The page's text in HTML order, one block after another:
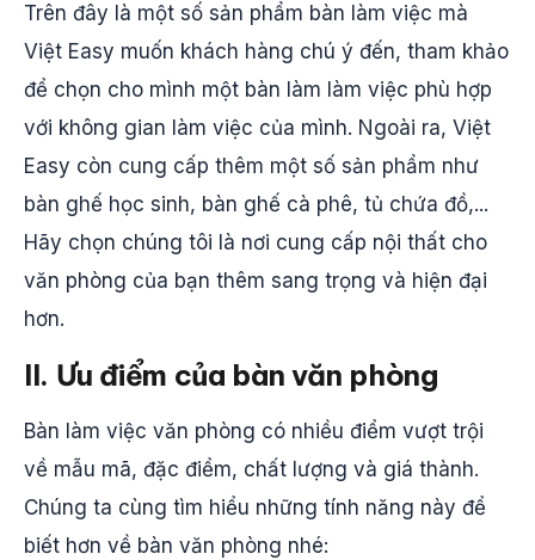
Trên đây là một số sản phẩm bàn làm việc mà
Việt Easy muốn khách hàng chú ý đến, tham khảo
để chọn cho mình một bàn làm làm việc phù hợp
với không gian làm việc của mình. Ngoài ra, Việt
Easy còn cung cấp thêm một số sản phẩm như
bàn ghế học sinh, bàn ghế cà phê, tủ chứa đồ,...
Hãy chọn chúng tôi là nơi cung cấp nội thất cho
văn phòng của bạn thêm sang trọng và hiện đại
hơn.
II. Ưu điểm của bàn văn phòng
Bàn làm việc văn phòng có nhiều điểm vượt trội
về mẫu mã, đặc điểm, chất lượng và giá thành.
Chúng ta cùng tìm hiểu những tính năng này để
biết hơn về bàn văn phòng nhé: